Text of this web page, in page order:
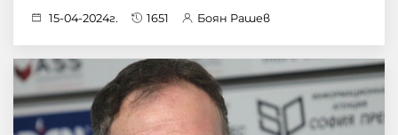
15-04-2024г. 1651 Боян Рашев